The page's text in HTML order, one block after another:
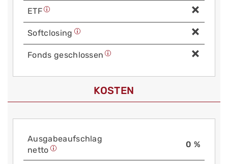
ETF
Soft­closing
Fonds geschlossen
KOSTEN
Aus­gabe­auf­schlag
netto
0 %